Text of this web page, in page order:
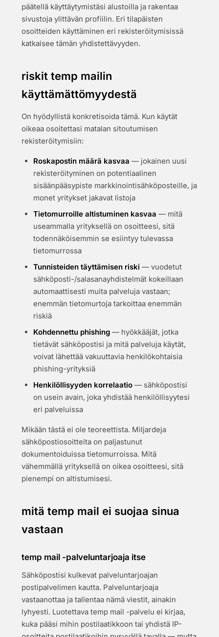
päätellä käyttäytymistäsi alustoilla ja rakentaa
sivustoja ylittävän profiilin. Eri tilapäisten
osoitteiden käyttäminen eri rekisteröitymisissä
katkaisee tämän yhdistettävyyden.
riskit temp mailin
käyttämättömyydestä
On hyödyllistä konkretisoida tämä. Kun käytät
oikeaa osoitettasi matalan sitoutumisen
rekisteröitymisiin:
Roskapostin määrä kasvaa — jokainen uusi
rekisteröityminen on potentiaalinen
sisäänpääsypiste markkinointisähköposteille, ja
monet yritykset jakavat listoja
Tietomurroille altistuminen kasvaa — mitä
useammalla yrityksellä on osoitteesi, sitä
todennäköisemmin se esiintyy tulevassa
tietomurrossa
Tunnisteiden täyttämisen riski — vuodetut
sähköposti-/salasanayhdistelmät kokeillaan
automaattisesti muita palveluja vastaan;
enemmän tietomurtoja tarkoittaa enemmän
riskiä
Kohdennettu phishing — hyökkääjät, jotka
tietävät sähköpostisi ja mitä palveluja käytät,
voivat lähettää vakuuttavia henkilökohtaisia
phishing-yrityksiä
Henkilöllisyyden korrelaatio — sähköpostisi
on usein avain, joka yhdistää henkilöllisyytesi
eri palveluissa
Mikään tästä ei ole teoreettista. Miljardeja
sähköpostiosoitteita on paljastunut
dokumentoiduissa tietomurroissa. Mitä
vähemmällä yrityksellä on oikea osoitteesi, sitä
pienempi on altistumisesi.
mitä temp mail ei suojaa sinua
vastaan
temp mail -palveluntarjoaja itse
Sähköpostisi kulkevat palveluntarjoajan
postipalvelimen kautta. Palveluntarjoaja
vastaanottaa ja tallentaa nämä viestit, ainakin
lyhyesti. Luotettava temp mail -palvelu ei kirjaa,
kuka pääsi mihin postilaatikkoon tai yhdistä IP-